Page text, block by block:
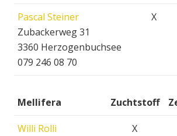
Pascal Steiner
Zubackerweg 31
3360 Herzogenbuchsee
079 246 08 70
X
Mellifera Zuchtstoff
Willi Rolli
X